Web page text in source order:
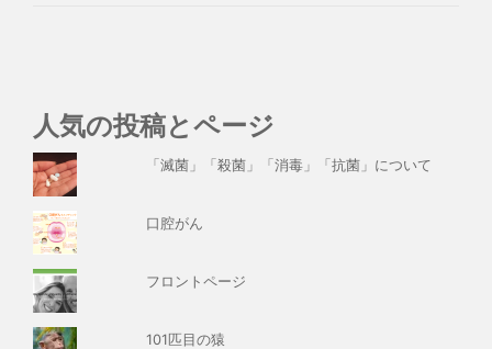
人気の投稿とページ
「滅菌」「殺菌」「消毒」「抗菌」について
口腔がん
フロントページ
101匹目の猿